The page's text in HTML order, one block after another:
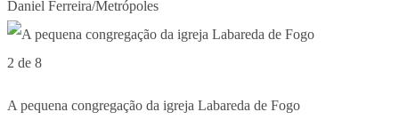
Daniel Ferreira/Metrópoles
2 de 8
A pequena congregação da igreja Labareda de Fogo